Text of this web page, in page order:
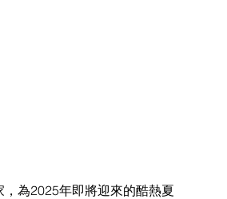
為2025年即將迎來的酷熱夏